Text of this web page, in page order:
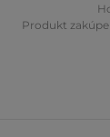
Produkt